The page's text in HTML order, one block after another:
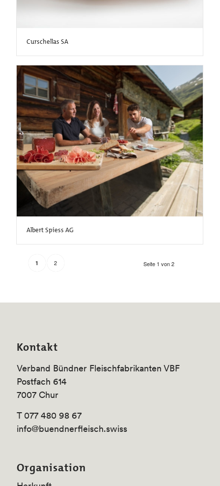
Curschellas SA
Albert Spiess AG
Seite 1 von 2
1 2
Kontakt
Verband Bündner Fleischfabrikanten VBF
Postfach 614
7007 Chur
T 077 480 98 67
info@buendnerfleisch.swiss
Organisation